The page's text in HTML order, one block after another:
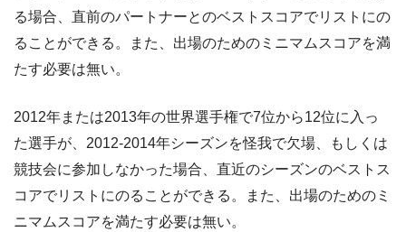
る場合、直前のパートナーとのベストスコアでリストにの
ることができる。また、出場のためのミニマムスコアを満
たす必要は無い。
2012年または2013年の世界選手権で7位から12位に入っ
た選手が、2012-2014年シーズンを怪我で欠場、もしくは
競技会に参加しなかった場合、直近のシーズンのベストス
コアでリストにのることができる。また、出場のためのミ
ニマムスコアを満たす必要は無い。